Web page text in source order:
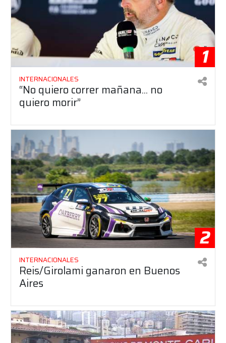
1
INTERNACIONALES
“No quiero correr mañana... no
quiero morir”
2
INTERNACIONALES
Reis/Girolami ganaron en Buenos
Aires